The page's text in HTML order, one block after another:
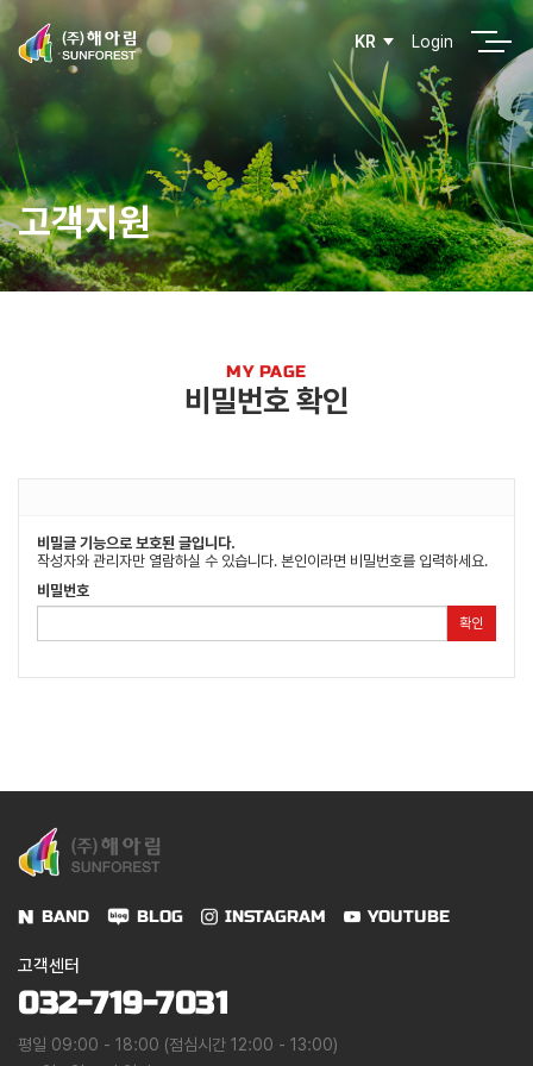
KR Login
고객지원
MY PAGE
비밀번호 확인
비밀글 기능으로 보호된 글입니다.
작성자와 관리자만 열람하실 수 있습니다. 본인이라면 비밀번호를 입력하세요.
비밀번호
확인
BAND BLOG INSTAGRAM YOUTUBE
고객센터
032-719-7031
평일 09:00 - 18:00 (점심시간 12:00 - 13:00)